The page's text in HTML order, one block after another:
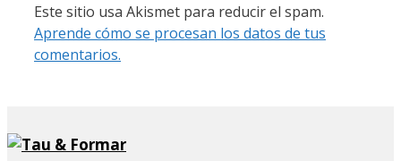
Este sitio usa Akismet para reducir el spam.
Aprende cómo se procesan los datos de tus
comentarios.